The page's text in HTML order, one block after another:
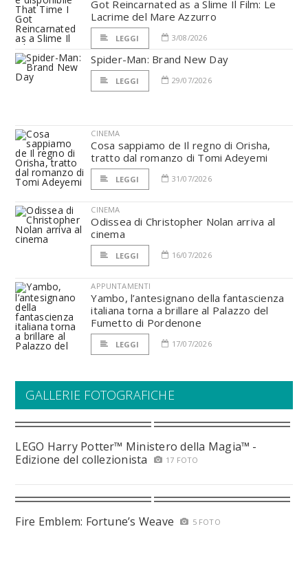
Got Reincarnated as a Slime Il Film: Le
Lacrime del Mare Azzurro
LEGGI 3/08/2026
Spider-Man: Brand New Day
LEGGI 29/07/2026
CINEMA
Cosa sappiamo de Il regno di Orisha,
tratto dal romanzo di Tomi Adeyemi
LEGGI 31/07/2026
CINEMA
Odissea di Christopher Nolan arriva al
cinema
LEGGI 16/07/2026
APPUNTAMENTI
Yambo, l’antesignano della fantascienza
italiana torna a brillare al Palazzo del
Fumetto di Pordenone
LEGGI 17/07/2026
GALLERIE FOTOGRAFICHE
LEGO Harry Potter™ Ministero della Magia™ -
Edizione del collezionista
17 FOTO
Fire Emblem: Fortune’s Weave 5 FOTO